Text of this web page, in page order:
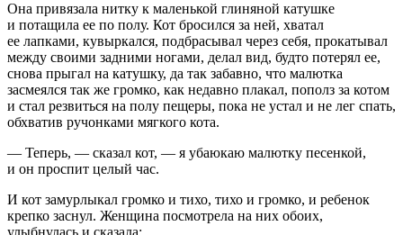
Она привязала нитку к маленькой глиняной катушке
и потащила ее по полу. Кот бросился за ней, хватал
ее лапками, кувыркался, подбрасывал через себя, прокатывал
между своими задними ногами, делал вид, будто потерял ее,
снова прыгал на катушку, да так забавно, что малютка
засмеялся так же громко, как недавно плакал, пополз за котом
и стал резвиться на полу пещеры, пока не устал и не лег спать,
обхватив ручонками мягкого кота.
— Теперь, — сказал кот, — я убаюкаю малютку песенкой,
и он проспит целый час.
И кот замурлыкал громко и тихо, тихо и громко, и ребенок
крепко заснул. Женщина посмотрела на них обоих,